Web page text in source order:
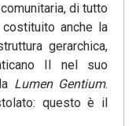
di tutto
anche la
gerarchica,
II nel suo
Lumen Gentium.
questo è il